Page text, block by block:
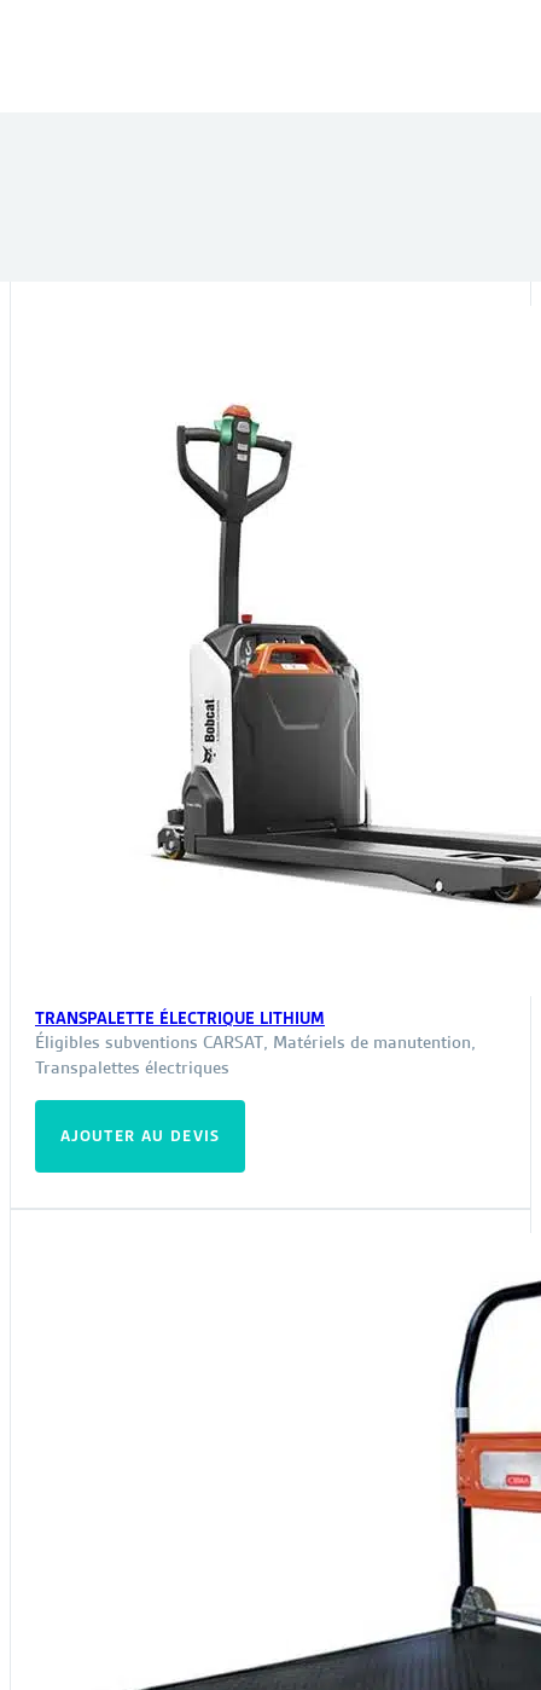
Convoyeur
TRANSPALETTE ÉLECTRIQUE LITHIUM
Éligibles subventions CARSAT, Matériels de manutention,
Transpalettes électriques
AJOUTER AU DEVIS